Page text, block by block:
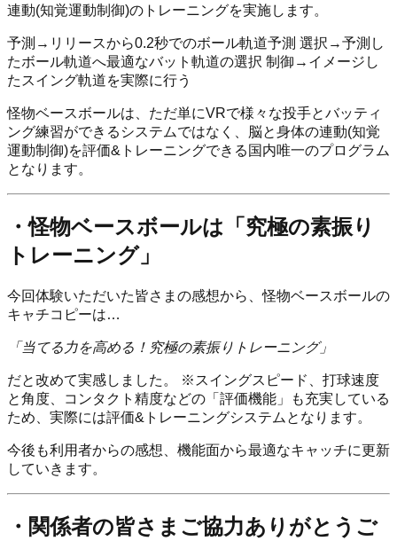
連動(知覚運動制御)のトレーニングを実施します。
予測→リリースから0.2秒でのボール軌道予測 選択→予測し
たボール軌道へ最適なバット軌道の選択 制御→イメージし
たスイング軌道を実際に行う
怪物ベースボールは、ただ単にVRで様々な投手とバッティ
ング練習ができるシステムではなく、脳と身体の連動(知覚
運動制御)を評価&トレーニングできる国内唯一のプログラム
となります。
・怪物ベースボールは「究極の素振り
トレーニング」
今回体験いただいた皆さまの感想から、怪物ベースボールの
キャチコピーは…
「当てる力を高める！究極の素振りトレーニング」
だと改めて実感しました。 ※スイングスピード、打球速度
と角度、コンタクト精度などの「評価機能」も充実している
ため、実際には評価&トレーニングシステムとなります。
今後も利用者からの感想、機能面から最適なキャッチに更新
していきます。
・関係者の皆さまご協力ありがとうご